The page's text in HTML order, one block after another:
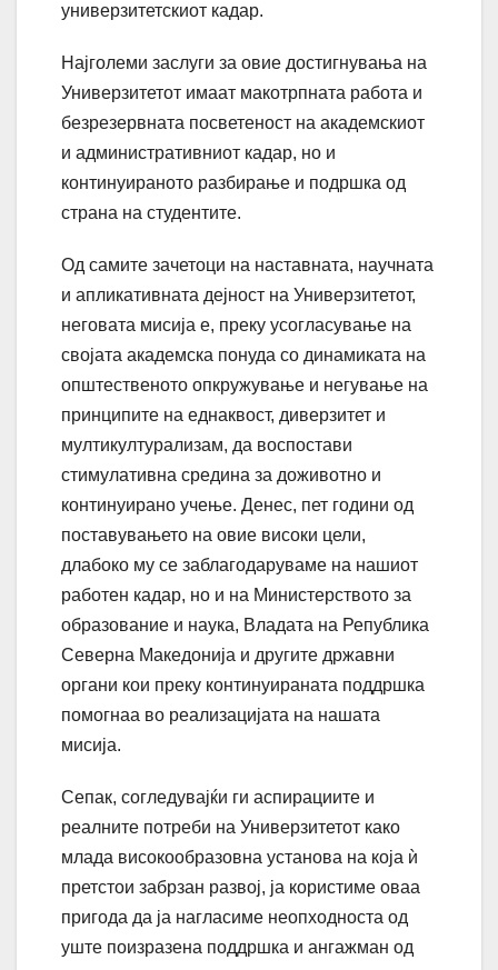
универзитетскиот кадар.
Најголеми заслуги за овие достигнувања на
Универзитетот имаат макотрпната работа и
безрезервната посветеност на академскиот
и административниот кадар, но и
континуираното разбирање и подршка од
страна на студентите.
Од самите зачетоци на наставната, научната
и апликативната дејност на Универзитетот,
неговата мисија е, преку усогласување на
својата академска понуда со динамиката на
општественото опкружување и негување на
принципите на еднаквост, диверзитет и
мултикултурализам, да воспостави
стимулативна средина за доживотно и
континуирано учење. Денес, пет години од
поставувањето на овие високи цели,
длабоко му се заблагодаруваме на нашиот
работен кадар, но и на Министерството за
образование и наука, Владата на Република
Северна Македонија и другите државни
органи кои преку континуираната поддршка
помогнаа во реализацијата на нашата
мисија.
Сепак, согледувајќи ги аспирациите и
реалните потреби на Универзитетот како
млада високообразовна установа на која ѝ
претстои забрзан развој, ја користиме оваа
пригода да ја нагласиме неопходноста од
уште поизразена поддршка и ангажман од